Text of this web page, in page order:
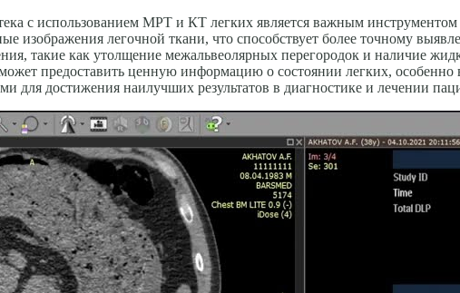
с использованием МРТ и КТ легких является важным
изображения легочной ткани, что способствует более точному
такие как утолщение межальвеолярных перегородок и наличие
предоставить ценную информацию о состоянии легких,
для достижения наилучших результатов в диагностике и лечении